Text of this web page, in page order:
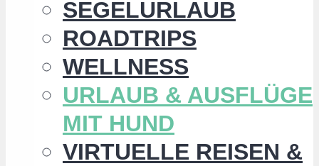
SEGELURLAUB
ROADTRIPS
WELLNESS
URLAUB & AUSFLÜGE
MIT HUND
VIRTUELLE REISEN &